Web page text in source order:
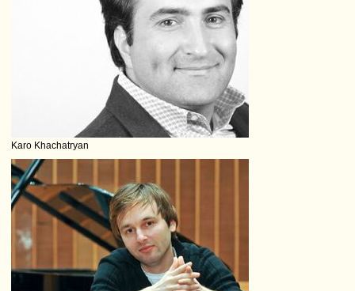
Karo Khachatryan